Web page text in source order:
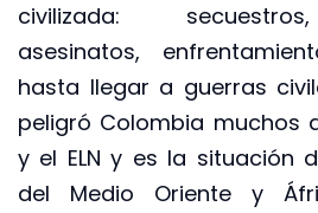
civilizada:
asesinatos,
hasta llegar a guerras
peligró Colombia muchos
y el ELN y es la situación
del Medio Oriente y